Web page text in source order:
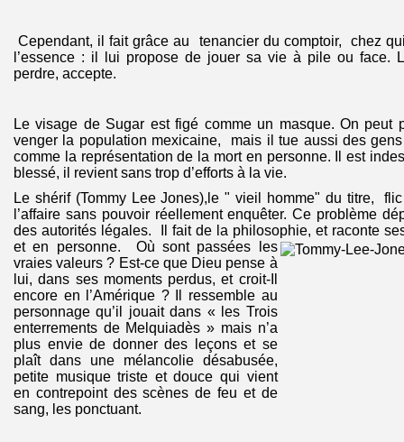
Cependant, il fait grâce au tenancier du comptoir, chez
l’essence : il lui propose de jouer sa vie à pile ou face.
perdre, accepte.
Le visage de Sugar est figé comme un masque. On peut
venger la population mexicaine, mais il tue aussi des
comme la représentation de la mort en personne. Il est
blessé, il revient sans trop d’efforts à la vie.
Le shérif (Tommy Lee Jones),le " vieil homme" du titre,
l’affaire sans pouvoir réellement enquêter. Ce problème
des autorités légales. Il fait de la philosophie, et raconte
et en personne. Où sont passées les
vraies valeurs ? Est-ce que Dieu pense à
lui, dans ses moments perdus, et croit-Il
encore en l’Amérique ? Il ressemble au
personnage qu’il jouait dans « les Trois
enterrements de Melquiadès » mais n’a
plus envie de donner des leçons et se
plaît dans une mélancolie désabusée,
petite musique triste et douce qui vient
en contrepoint des scènes de feu et de
sang, les ponctuant.